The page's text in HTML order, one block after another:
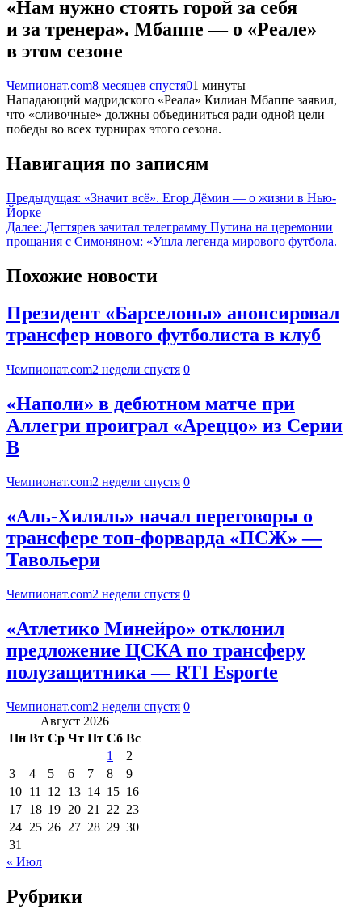
«Нам нужно стоять горой за себя
и за тренера». Мбаппе — о «Реале»
в этом сезоне
Чемпионат.com8 месяцев спустя01 минуты
Нападающий мадридского «Реала» Килиан Мбаппе заявил,
что «сливочные» должны объединиться ради одной цели —
победы во всех турнирах этого сезона.
Навигация по записям
Предыдущая: «Значит всё». Егор Дёмин — о жизни в Нью-
Йорке
Далее: Дегтярев зачитал телеграмму Путина на церемонии
прощания с Симоняном: «Ушла легенда мирового футбола.
Похожие новости
Президент «Барселоны» анонсировал
трансфер нового футболиста в клуб
Чемпионат.com2 недели спустя 0
«Наполи» в дебютном матче при
Аллегри проиграл «Ареццо» из Серии
B
Чемпионат.com2 недели спустя 0
«Аль-Хиляль» начал переговоры о
трансфере топ-форварда «ПСЖ» —
Тавольери
Чемпионат.com2 недели спустя 0
«Атлетико Минейро» отклонил
предложение ЦСКА по трансферу
полузащитника — RTI Esporte
Чемпионат.com2 недели спустя 0
Август 2026
Пн Вт Ср Чт Пт Сб Вс
1
2
3
4 5 6 7 8
9
10 11 12 13 14 15 16
17 18 19 20 21 22 23
24 25 26 27 28 29 30
31
« Июл
Рубрики